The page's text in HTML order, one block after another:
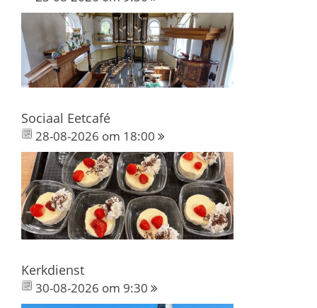
Sociaal Eetcafé
28-08-2026 om 18:00
Kerkdienst
30-08-2026 om 9:30